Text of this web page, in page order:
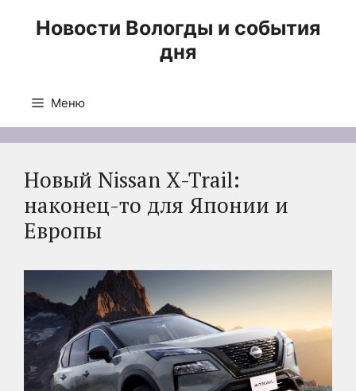
Новости Вологды и события
дня
Меню
Новый Nissan X-Trail:
наконец-то для Японии и
Европы